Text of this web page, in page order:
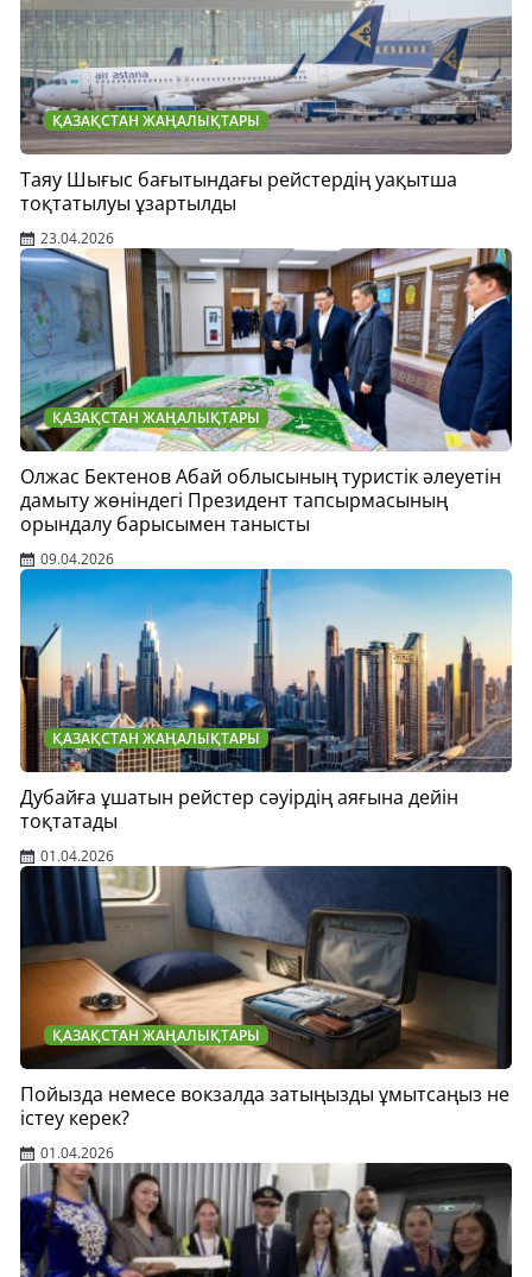
ҚАЗАҚСТАН ЖАҢАЛЫҚТАРЫ
Таяу Шығыс бағытындағы рейстердің уақытша
тоқтатылуы ұзартылды
23.04.2026
ҚАЗАҚСТАН ЖАҢАЛЫҚТАРЫ
Олжас Бектенов Абай облысының туристік әлеуетін
дамыту жөніндегі Президент тапсырмасының
орындалу барысымен танысты
09.04.2026
ҚАЗАҚСТАН ЖАҢАЛЫҚТАРЫ
Дубайға ұшатын рейстер сәуірдің аяғына дейін
тоқтатады
01.04.2026
ҚАЗАҚСТАН ЖАҢАЛЫҚТАРЫ
Пойызда немесе вокзалда затыңызды ұмытсаңыз не
істеу керек?
01.04.2026